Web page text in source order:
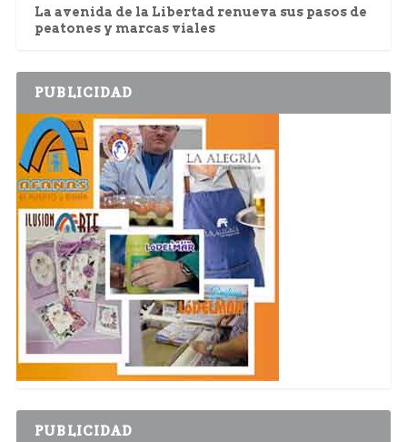
La avenida de la Libertad renueva sus pasos de
peatones y marcas viales
PUBLICIDAD
PUBLICIDAD